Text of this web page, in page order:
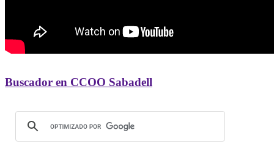
Buscador en CCOO Sabadell